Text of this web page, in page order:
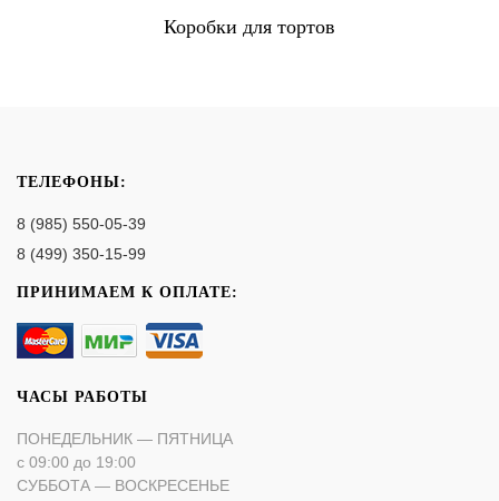
Коробки для тортов
ТЕЛЕФОНЫ:
8 (985) 550-05-39
8 (499) 350-15-99
ПРИНИМАЕМ К ОПЛАТЕ:
ЧАСЫ РАБОТЫ
ПОНЕДЕЛЬНИК — ПЯТНИЦА
с 09:00 до 19:00
СУББОТА — ВОСКРЕСЕНЬЕ